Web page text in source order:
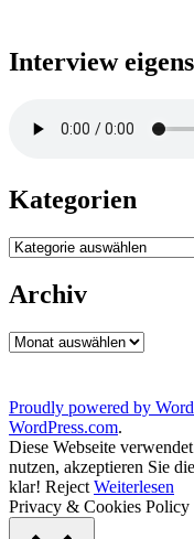
Interview
Kategorien
Kategorien
Archiv
Archiv
Proudly powered by
WordPress.com.
Diese Webseite
nutzen, akzeptieren Sie
klar! Reject Weiterlesen
Privacy & Cookies Policy